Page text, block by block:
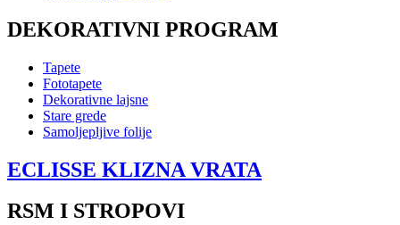
DEKORATIVNI PROGRAM
Tapete
Fototapete
Dekorativne lajsne
Stare grede
Samoljepljive folije
ECLISSE KLIZNA VRATA
RSM I STROPOVI